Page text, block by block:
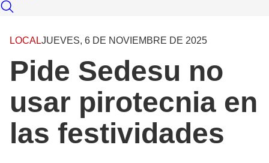
LOCALJUEVES, 6 DE NOVIEMBRE DE 2025
Pide Sedesu no
usar pirotecnia en
las festividades